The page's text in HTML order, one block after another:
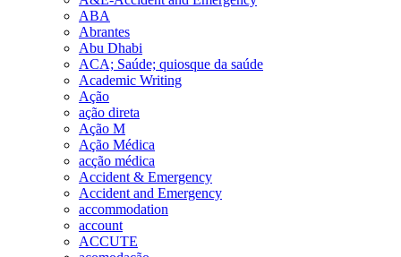
ABA
Abrantes
Abu Dhabi
ACA; Saúde; quiosque da saúde
Academic Writing
Ação
ação direta
Ação M
Ação Médica
acção médica
Accident & Emergency
Accident and Emergency
accommodation
account
ACCUTE